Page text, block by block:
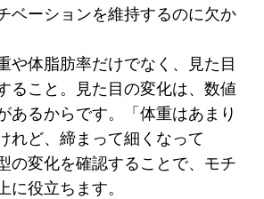
ベーションを維持するのに欠か
や体脂肪率だけでなく、見た目
ること。見た目の変化は、数値
あるからです。「体重はあまり
れど、締まって細くなって
の変化を確認することで、モチ
に役立ちます。